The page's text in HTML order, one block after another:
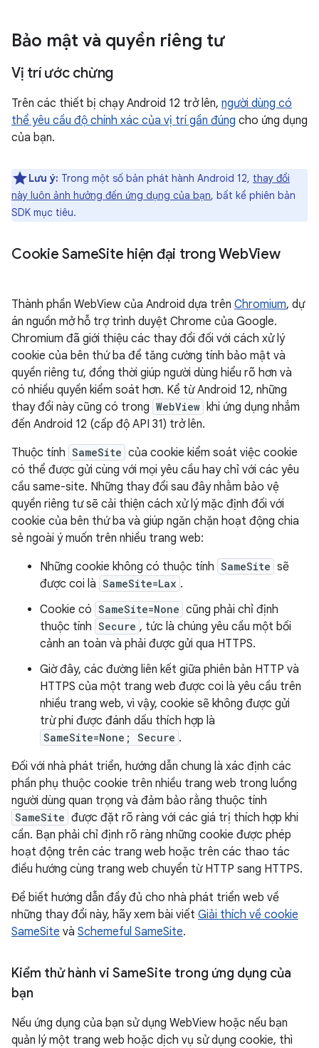
Bảo mật và quyền riêng tư
Vị trí ước chừng
Trên các thiết bị chạy Android 12 trở lên, người dùng có
thể yêu cầu độ chính xác của vị trí gần đúng cho ứng dụng
của bạn.
Lưu ý: Trong một số bản phát hành Android 12, thay đổi
này luôn ảnh hưởng đến ứng dụng của bạn, bất kể phiên bản
SDK mục tiêu.
Cookie SameSite hiện đại trong WebView
Thành phần WebView của Android dựa trên Chromium, dự
án nguồn mở hỗ trợ trình duyệt Chrome của Google.
Chromium đã giới thiệu các thay đổi đối với cách xử lý
cookie của bên thứ ba để tăng cường tính bảo mật và
quyền riêng tư, đồng thời giúp người dùng hiểu rõ hơn và
có nhiều quyền kiểm soát hơn. Kể từ Android 12, những
thay đổi này cũng có trong WebView khi ứng dụng nhắm
đến Android 12 (cấp độ API 31) trở lên.
Thuộc tính SameSite của cookie kiểm soát việc cookie
có thể được gửi cùng với mọi yêu cầu hay chỉ với các yêu
cầu same-site. Những thay đổi sau đây nhằm bảo vệ
quyền riêng tư sẽ cải thiện cách xử lý mặc định đối với
cookie của bên thứ ba và giúp ngăn chặn hoạt động chia
sẻ ngoài ý muốn trên nhiều trang web:
Những cookie không có thuộc tính SameSite sẽ
được coi là SameSite=Lax .
Cookie có SameSite=None cũng phải chỉ định
thuộc tính Secure , tức là chúng yêu cầu một bối
cảnh an toàn và phải được gửi qua HTTPS.
Giờ đây, các đường liên kết giữa phiên bản HTTP và
HTTPS của một trang web được coi là yêu cầu trên
nhiều trang web, vì vậy, cookie sẽ không được gửi
trừ phi được đánh dấu thích hợp là
SameSite=None; Secure .
Đối với nhà phát triển, hướng dẫn chung là xác định các
phần phụ thuộc cookie trên nhiều trang web trong luồng
người dùng quan trọng và đảm bảo rằng thuộc tính
SameSite được đặt rõ ràng với các giá trị thích hợp khi
cần. Bạn phải chỉ định rõ ràng những cookie được phép
hoạt động trên các trang web hoặc trên các thao tác
điều hướng cùng trang web chuyển từ HTTP sang HTTPS.
Để biết hướng dẫn đầy đủ cho nhà phát triển web về
những thay đổi này, hãy xem bài viết Giải thích về cookie
SameSite và Schemeful SameSite.
Kiểm thử hành vi SameSite trong ứng dụng của
bạn
Nếu ứng dụng của bạn sử dụng WebView hoặc nếu bạn
quản lý một trang web hoặc dịch vụ sử dụng cookie, thì